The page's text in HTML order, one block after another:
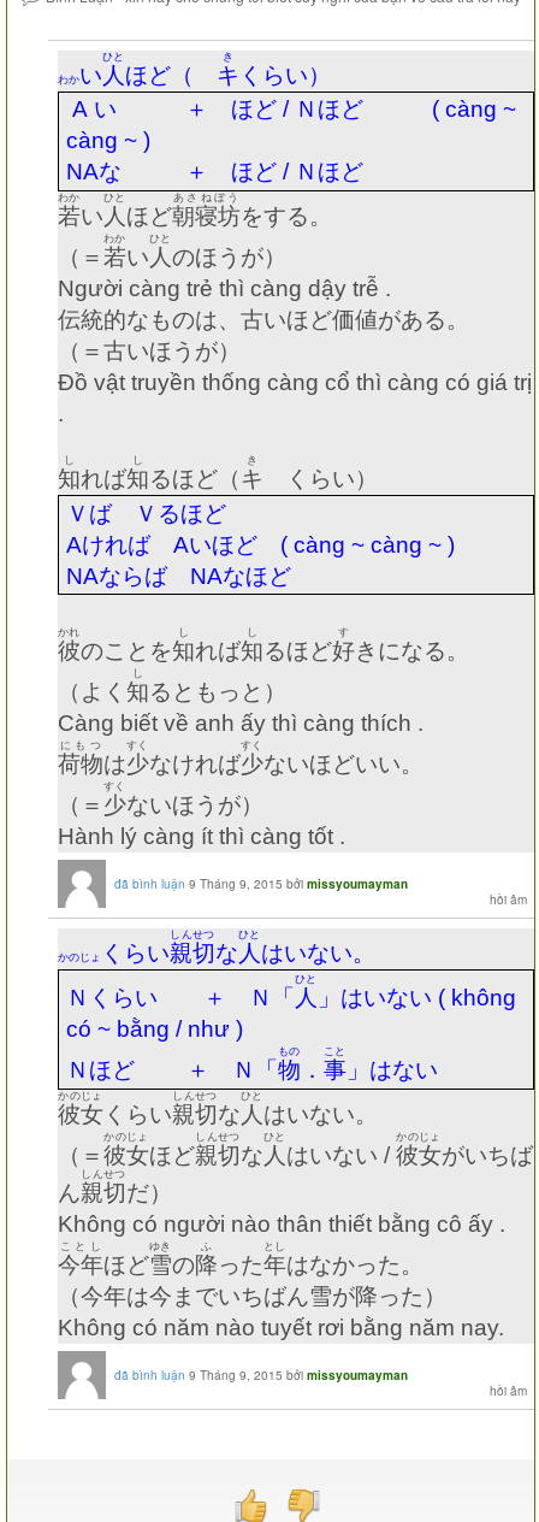
わかい 人
ひと
ほど（ キ
き
くらい）
A い ＋ ほど/ Ｎほど ( càng ~
càng ~ )
NAな ＋ ほど/ Ｎほど
若
わか
い 人
ひと
ほど朝寝坊
あさねぼう
をする。
（＝ 若
わか
い 人
ひと
のほうが）
Người càng trẻ thì càng dậy trễ .
伝統的なものは、古いほど価値がある。
（＝古いほうが）
Đồ vật truyền thống càng cổ thì càng có giá trị
.
知
し
れば知
し
るほど（ キ
き
くらい）
Ｖば Ｖるほど
Aければ Aいほど ( càng ~ càng ~ )
NAならば NAなほど
彼
かれ
のことを知
し
れば知
し
るほど好
す
きになる。
（よく 知
し
るともっと）
Càng biết về anh ấy thì càng thích .
荷物
にもつ
は少
すく
なければ少
すく
ないほどいい。
（＝ 少
すく
ないほうが）
Hành lý càng ít thì càng tốt .
đã bình luận 9 Tháng 9, 2015 bởi missyoumayman
かのじょ くらい親切
しんせつ
な人
ひと
はいない。
Ｎくらい ＋ Ｎ「 人
ひと
」はいない ( không
có ~ bằng / như )
Ｎほど ＋ Ｎ「 物
もの
． 事
こと
」はない
彼女
かのじょ
くらい親切
しんせつ
な 人
ひと
はいない。
（＝彼女
かのじょ
ほど親切
しんせつ
な 人
ひと
はいない /彼女
かのじょ
がいちば
ん親切
しんせつ
だ）
Không có người nào thân thiết bằng cô ấy .
今年
ことし
ほど雪
ゆき
の降
ふ
った年
とし
はなかった。
（今年は今までいちばん雪が降った）
Không có năm nào tuyết rơi bằng năm nay.
đã bình luận 9 Tháng 9, 2015 bởi missyoumayman